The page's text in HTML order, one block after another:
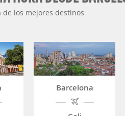
de los mejores destinos
Barcelona